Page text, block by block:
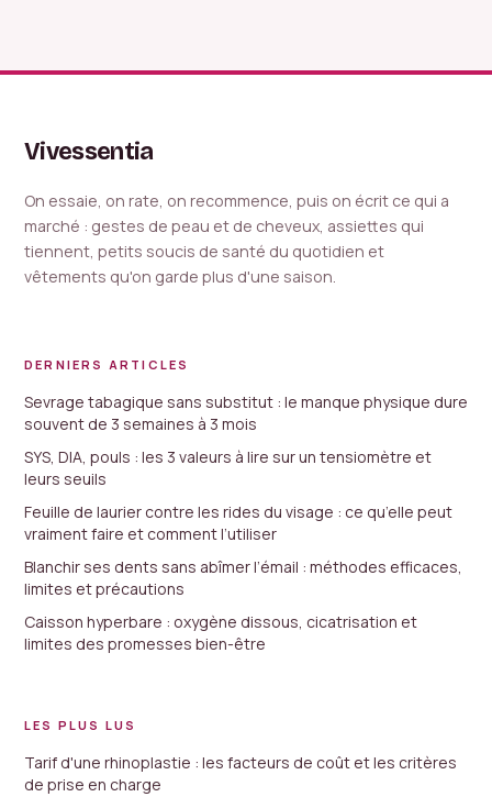
Vivessentia
On essaie, on rate, on recommence, puis on écrit ce qui a
marché : gestes de peau et de cheveux, assiettes qui
tiennent, petits soucis de santé du quotidien et
vêtements qu'on garde plus d'une saison.
DERNIERS ARTICLES
Sevrage tabagique sans substitut : le manque physique dure
souvent de 3 semaines à 3 mois
SYS, DIA, pouls : les 3 valeurs à lire sur un tensiomètre et
leurs seuils
Feuille de laurier contre les rides du visage : ce qu’elle peut
vraiment faire et comment l’utiliser
Blanchir ses dents sans abîmer l’émail : méthodes efficaces,
limites et précautions
Caisson hyperbare : oxygène dissous, cicatrisation et
limites des promesses bien-être
LES PLUS LUS
Tarif d'une rhinoplastie : les facteurs de coût et les critères
de prise en charge